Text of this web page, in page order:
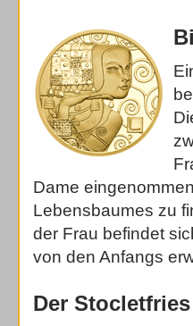
Dame
Lebensbaumes zu
der Frau befindet
von den Anfangs
Der Stocletfries